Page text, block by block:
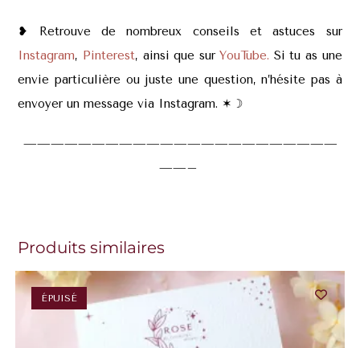
❥ Retrouve de nombreux conseils et astuces sur
Instagram, Pinterest, ainsi que surYouTube. Si tu as une
envie particulière ou juste une question, n’hésite pas à
envoyer un message via Instagram. ✶ ☽
———————————————————————
——–
Produits similaires
ÉPUISÉ